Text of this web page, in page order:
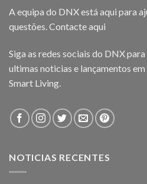
A equipa do DNX está aqui para
questões.Contacte aqui
Siga as redes sociais do DNX
ultimas noticias e lançamentos
Smart Living.
NOTICIAS RECENTES